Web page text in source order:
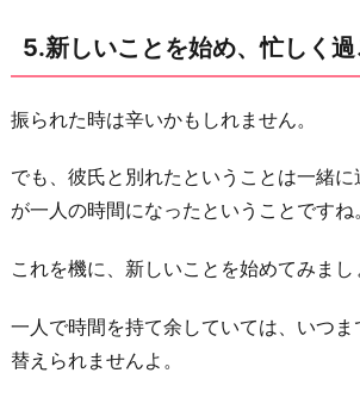
5.新しいことを始め、忙しく
振られた時は辛いかもしれません。
でも、彼氏と別れたということは一緒
が一人の時間になったということですね。
これを機に、新しいことを始めてみまし
一人で時間を持て余していては、いつま
替えられませんよ。